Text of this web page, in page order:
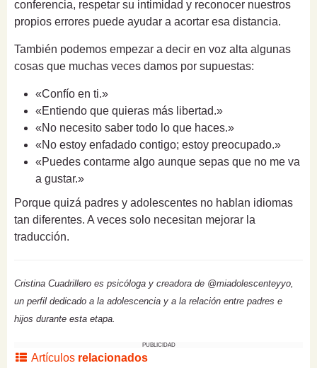
conferencia, respetar su intimidad y reconocer nuestros
propios errores puede ayudar a acortar esa distancia.
También podemos empezar a decir en voz alta algunas
cosas que muchas veces damos por supuestas:
«Confío en ti.»
«Entiendo que quieras más libertad.»
«No necesito saber todo lo que haces.»
«No estoy enfadado contigo; estoy preocupado.»
«Puedes contarme algo aunque sepas que no me va
a gustar.»
Porque quizá padres y adolescentes no hablan idiomas
tan diferentes. A veces solo necesitan mejorar la
traducción.
Cristina Cuadrillero es psicóloga y creadora de @miadolescenteyyo,
un perfil dedicado a la adolescencia y a la relación entre padres e
hijos durante esta etapa.
PUBLICIDAD
Artículos relacionados